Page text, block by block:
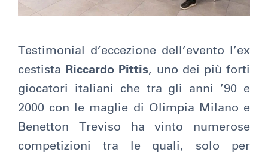
Testimonial d’eccezione dell’evento l’ex
cestista Riccardo Pittis, uno dei più forti
giocatori italiani che tra gli anni ’90 e
2000 con le maglie di Olimpia Milano e
Benetton Treviso ha vinto numerose
competizioni tra le quali, solo per